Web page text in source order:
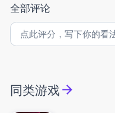
全部评论
同类游戏